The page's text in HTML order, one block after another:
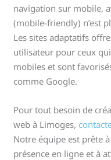
navigation sur mobile,
(mobile-friendly) n’est
Les sites adaptatifs
utilisateur pour ceux
mobiles et sont
comme Google.
Pour tout besoin de
web à Limoges,
Notre équipe est prête
présence en ligne et à